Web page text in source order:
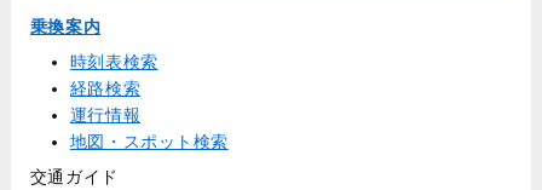
乗換案内
時刻表検索
経路検索
運行情報
地図・スポット検索
交通ガイド